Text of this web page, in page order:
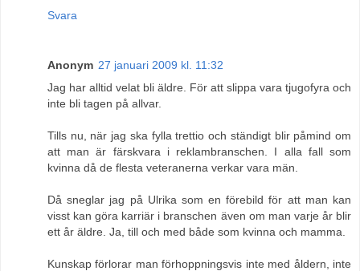
Svara
Anonym 27 januari 2009 kl. 11:32
Jag har alltid velat bli äldre. För att slippa vara tjugofyra och
inte bli tagen på allvar.
Tills nu, när jag ska fylla trettio och ständigt blir påmind om
att man är färskvara i reklambranschen. I alla fall som
kvinna då de flesta veteranerna verkar vara män.
Då sneglar jag på Ulrika som en förebild för att man kan
visst kan göra karriär i branschen även om man varje år blir
ett år äldre. Ja, till och med både som kvinna och mamma.
Kunskap förlorar man förhoppningsvis inte med åldern, inte